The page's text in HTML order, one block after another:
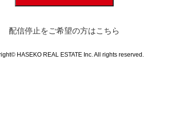
配信停止をご希望の方はこちら
HASEKO REAL ESTATE Inc. All rights reserved.